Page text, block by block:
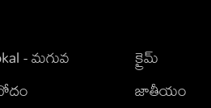
- మగువ
క్రైమ్
జాతీయం